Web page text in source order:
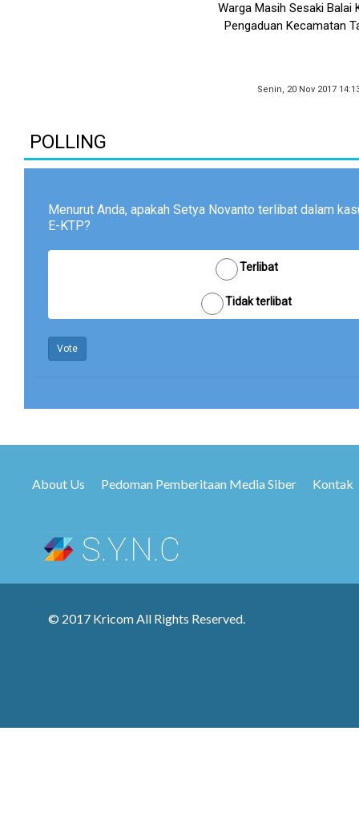
Warga Masih Sesaki Balai
Pengaduan Kecamatan
Senin, 20 Nov 2017
POLLING
Menurut Anda, apakah Setya Novanto terlibat dalam
E-KTP?
Terlibat
Tidak terlibat
Vote
About Us Pedoman Pemberitaan Media Siber Kontak
© 2017 Kricom All Rights Reserved.